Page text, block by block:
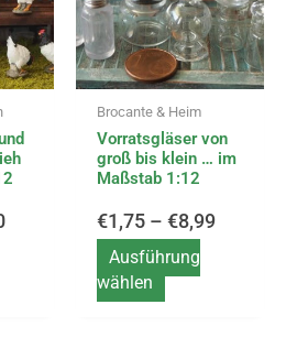
bis
€9,50
Brocante & Heim
Vorratsgläser von
groß bis klein … im
Maßstab 1:12
€1,75 – €8,99
bis
€8,99
Ausführung
wählen
Varianten
auf.
Die
Optionen
können
auf
der
Produktseite
gewählt
werden